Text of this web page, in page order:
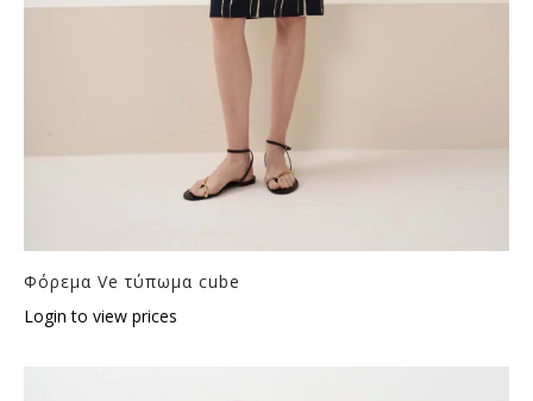
Φόρεμα Ve τύπωμα cube
Login to view prices